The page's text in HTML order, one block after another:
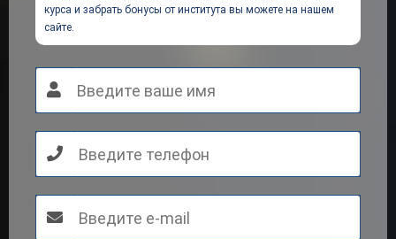
курса и забрать бонусы от института вы можете на нашем
сайте.